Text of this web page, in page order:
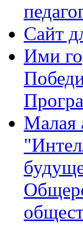
Сайт
Ими
Малая